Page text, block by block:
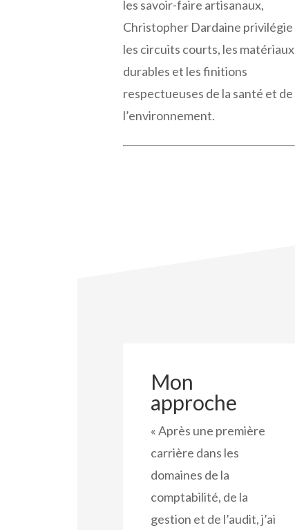
les savoir-faire artisanaux,
Christopher Dardaine privilégie
les circuits courts, les matériaux
durables et les finitions
respectueuses de la santé et de
l’environnement.
Mon
approche
« Après une première
carrière dans les
domaines de la
comptabilité, de la
gestion et de l’audit, j’ai